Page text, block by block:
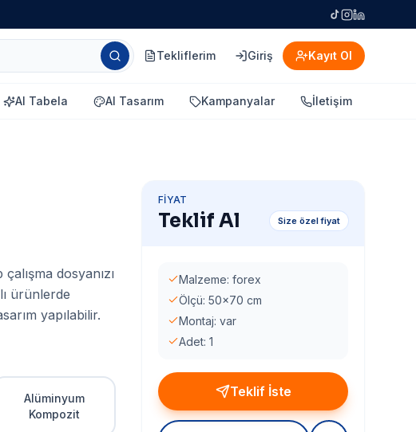
Tekliflerim Giriş Kayıt Ol
AI Tabela AI Tasarım Kampanyalar İletişim
dosyanızı
ürünlerde
yapılabilir.
Alüminyum
Kompozit
FIYAT
Teklif Al Size özel fiyat
Malzeme: forex
Ölçü: 50x70 cm
Montaj: var
Adet: 1
Teklif İste